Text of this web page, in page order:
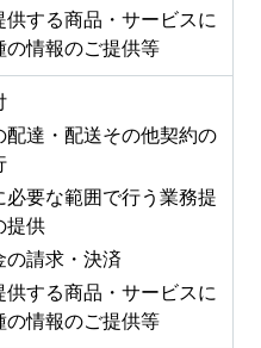
供する商品・サービスに
の情報のご提供等
配達・配送その他契約の
必要な範囲で行う業務提
提供
の請求・決済
供する商品・サービスに
の情報のご提供等